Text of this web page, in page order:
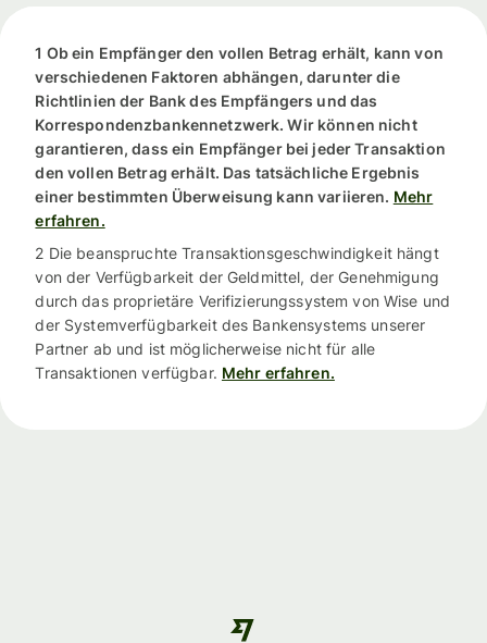
1 Ob ein Empfänger den vollen Betrag erhält, kann von
verschiedenen Faktoren abhängen, darunter die
Richtlinien der Bank des Empfängers und das
Korrespondenzbankennetzwerk. Wir können nicht
garantieren, dass ein Empfänger bei jeder Transaktion
den vollen Betrag erhält. Das tatsächliche Ergebnis
einer bestimmten Überweisung kann variieren. Mehr
erfahren.
2 Die beanspruchte Transaktionsgeschwindigkeit hängt
von der Verfügbarkeit der Geldmittel, der Genehmigung
durch das proprietäre Verifizierungssystem von Wise und
der Systemverfügbarkeit des Bankensystems unserer
Partner ab und ist möglicherweise nicht für alle
Transaktionen verfügbar. Mehr erfahren.